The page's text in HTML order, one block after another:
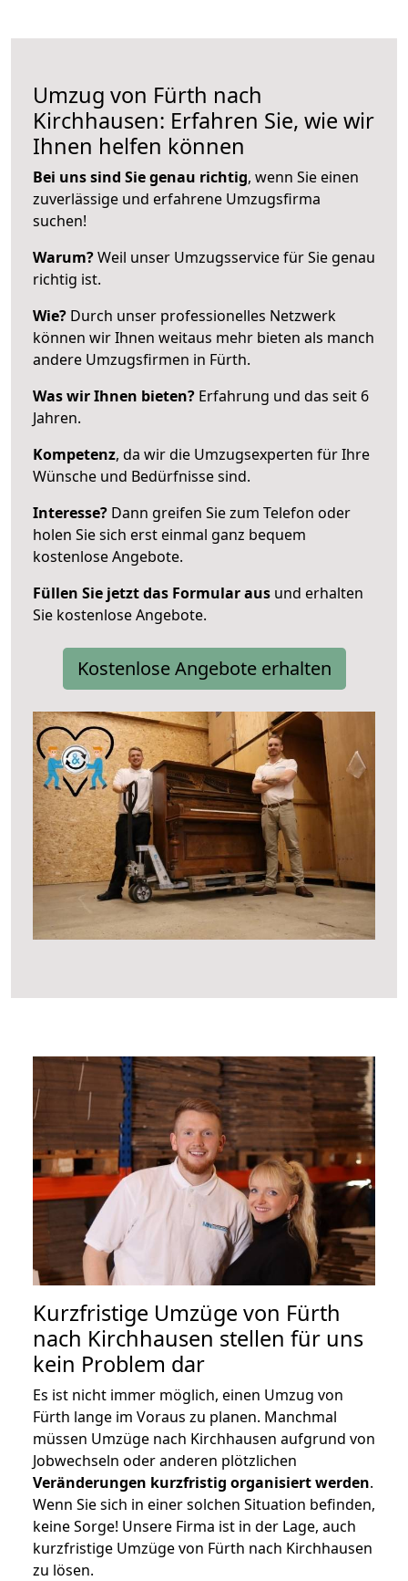
Umzug von Fürth nach
Kirchhausen: Erfahren Sie, wie wir
Ihnen helfen können
Bei uns sind Sie genau richtig, wenn Sie einen
zuverlässige und erfahrene Umzugsfirma
suchen!
Warum?Weil unser Umzugsservice für Sie genau
richtig ist.
Wie? Durch unser professionelles Netzwerk
können wir Ihnen weitaus mehr bieten als manch
andere Umzugsfirmen in Fürth.
Was wir Ihnen bieten? Erfahrung und das seit 6
Jahren.
Kompetenz, da wir die Umzugsexperten für Ihre
Wünsche und Bedürfnisse sind.
Interesse? Dann greifen Sie zum Telefon oder
holen Sie sich erst einmal ganz bequem
kostenlose Angebote.
Füllen Sie jetzt das Formular aus und erhalten
Sie kostenlose Angebote.
Kostenlose Angebote erhalten
Kurzfristige Umzüge von Fürth
nach Kirchhausen stellen für uns
kein Problem dar
Es ist nicht immer möglich, einen Umzug von
Fürth lange im Voraus zu planen. Manchmal
müssen Umzüge nach Kirchhausen aufgrund von
Jobwechseln oder anderen plötzlichen
Veränderungen kurzfristig organisiert werden.
Wenn Sie sich in einer solchen Situation befinden,
keine Sorge! Unsere Firma ist in der Lage, auch
kurzfristige Umzüge von Fürth nach Kirchhausen
zu lösen.